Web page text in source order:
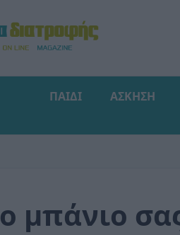
ΠΑΙΔΙ ΑΣΚΗΣΗ
μπάνιο